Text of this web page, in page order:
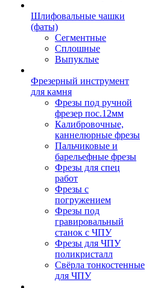
Шлифовальные чашки
(фаты)
Сегментные
Сплошные
Выпуклые
Фрезерный инструмент
для камня
Фрезы под ручной
фрезер пос.12мм
Калибровочные,
каннелюрные фрезы
Пальчиковые и
барельефные фрезы
Фрезы для спец
работ
Фрезы с
погружением
Фрезы под
гравировальный
станок с ЧПУ
Фрезы для ЧПУ
поликристалл
Свёрла тонкостенные
для ЧПУ